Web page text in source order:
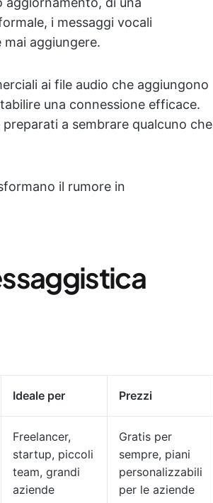
i messaggi vocali
aggiungere.
ai file audio che aggiungono
una connessione efficace.
a sembrare qualcuno che
il rumore in
Ideale per Prezzi
Freelancer,
startup, piccoli
team, grandi
aziende
Gratis per
sempre, piani
personalizzabili
per le aziende